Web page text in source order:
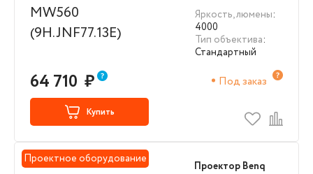
(9H.JNF77.13E)
Яркость, люмены:
4000
Тип объектива:
Стандартный
64 710 ₽ Под заказ
Купить
Проектное оборудование
Проектор Benq